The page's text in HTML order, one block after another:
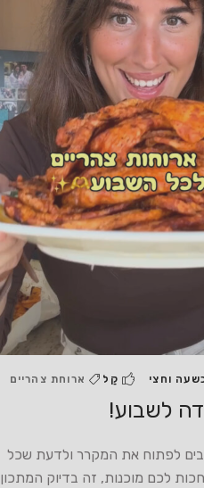
וחצי קַל ארוחת צהריים
לשבוע!
לפתוח את המקרר ולדעת שכל
לכם מוכנות, זה בדיוק המתכון